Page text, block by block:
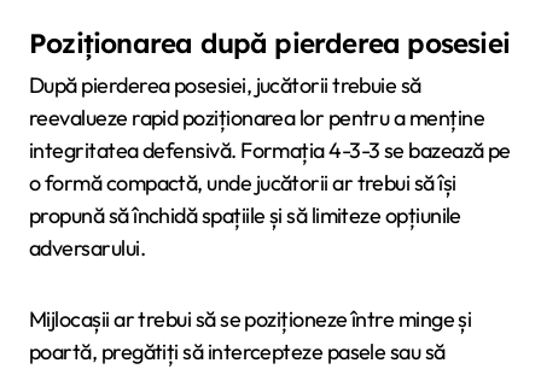
Poziționarea după pierderea posesiei
După pierderea posesiei, jucătorii trebuie să
reevalueze rapid poziționarea lor pentru a menține
integritatea defensivă. Formația 4-3-3 se bazează pe
o formă compactă, unde jucătorii ar trebui să își
propună să închidă spațiile și să limiteze opțiunile
adversarului.
Mijlocașii ar trebui să se poziționeze între minge și
poartă, pregătiți să intercepteze pasele sau să